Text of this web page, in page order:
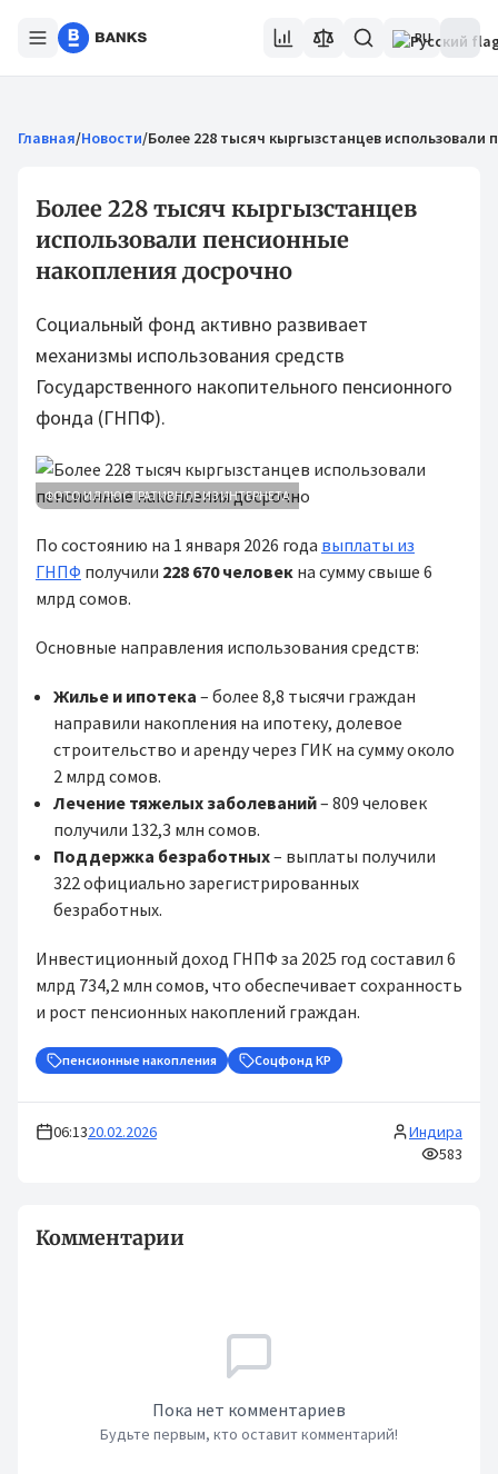
RU
Главная/Новости/Более 228 тысяч кыргызстанцев
Более 228 тысяч кыргызстанцев
использовали пенсионные
накопления досрочно
Социальный фонд активно развивает
механизмы использования средств
Государственного накопительного пенсионного
фонда (ГНПФ).
ФОТО ИЛЛЮСТРАТИВНОЕ ИЗ ИНТЕРНЕТА
По состоянию на 1 января 2026 года выплаты из
ГНПФ получили 228 670 человек на сумму свыше 6
млрд сомов.
Основные направления использования средств:
Жилье и ипотека – более 8,8 тысячи граждан
направили накопления на ипотеку, долевое
строительство и аренду через ГИК на сумму около
2 млрд сомов.
Лечение тяжелых заболеваний– 809 человек
получили 132,3 млн сомов.
Поддержка безработных– выплаты получили
322 официально зарегистрированных
безработных.
Инвестиционный доход ГНПФ за 2025 год составил 6
млрд 734,2 млн сомов, что обеспечивает сохранность
и рост пенсионных накоплений граждан.
пенсионные накопления Соцфонд КР
06:1320.02.2026
Индира
583
Комментарии
Пока нет комментариев
Будьте первым, кто оставит комментарий!